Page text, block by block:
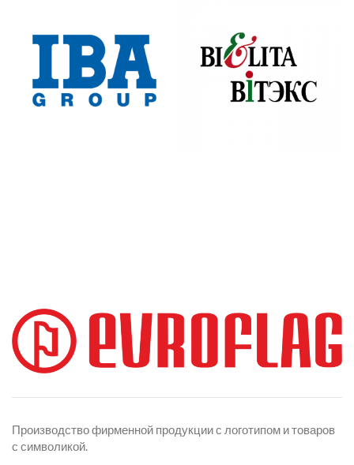
Производство фирменной продукции с логотипом и товаров
с символикой.